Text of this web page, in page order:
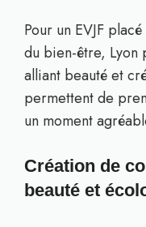
Pour un EVJF
du bien-être, Lyon
alliant beauté et
permettent de
un moment
Création de
beauté et